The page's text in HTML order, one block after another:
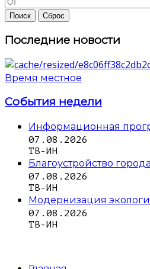
Последние новости
Время местное
События недели
Информационная
07.08.2026
ТВ-ИН
Благоустройство города
07.08.2026
ТВ-ИН
Модернизация
07.08.2026
ТВ-ИН